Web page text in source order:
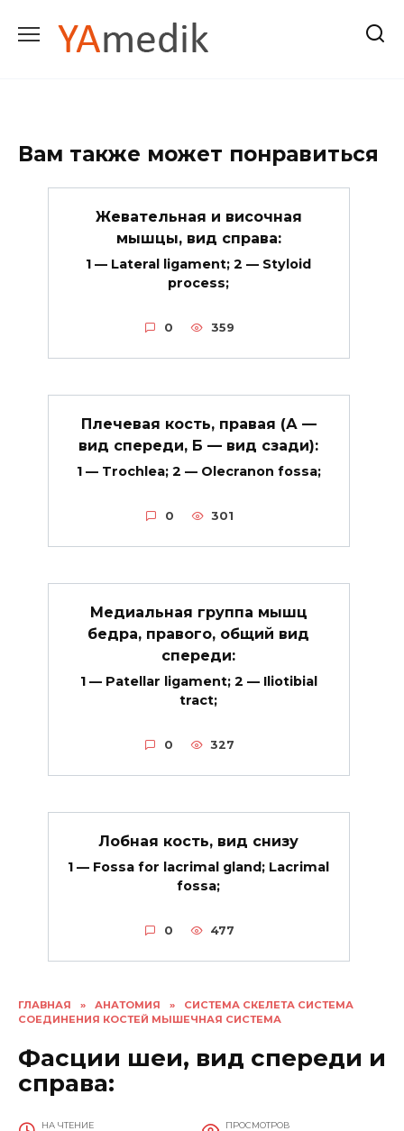
содержанию
ГЛАВНАЯ » АНАТОМИЯ »
СИСТЕМА СКЕЛЕТА СИСТЕМА
СОЕДИНЕНИЯ КОСТЕЙ МЫШЕЧНАЯ СИСТЕМА
Фасции шеи, вид спереди и
справа:
НА ЧТЕНИЕ ПРОСМОТРОВ
Вам также может понравиться
Жевательная и височная
мышцы, вид справа:
1 — Lateral ligament; 2 — Styloid
process;
0 359
Плечевая кость, правая (А —
вид спереди, Б — вид сзади):
1 — Trochlea; 2 — Olecranon fossa;
0 301
Медиальная группа мышц
бедра, правого, общий вид
спереди:
1 — Patellar ligament; 2 — Iliotibial
tract;
0 327
Лобная кость, вид снизу
1 — Fossa for lacrimal gland; Lacrimal
fossa;
0 477